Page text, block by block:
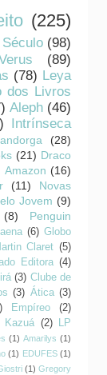
(225)
(98)
(89)
(78) Leya
dos Livros
Aleph (46)
Intrínseca
(28)
(21) Draco
Amazon (16)
(11)
Novas
Jovem (9)
(8)
Penguin
(6) Globo
Claret (5)
Editora (4)
(3) Clube de
(3) Ática (3)
Empíreo
(2)
Kazuá (2)
LP
(1) Amarilys (1)
(1) EDUFES (1)
(1) Gregory